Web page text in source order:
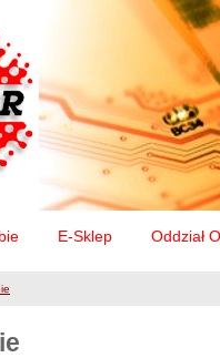
E-Sklep Oddział